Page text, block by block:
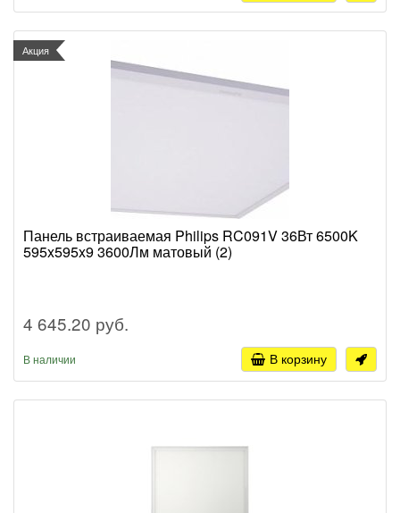
Акция
Панель встраиваемая Philips RC091V 36Вт 6500K
595x595x9 3600Лм матовый (2)
4 645.20 руб.
В наличии В корзину